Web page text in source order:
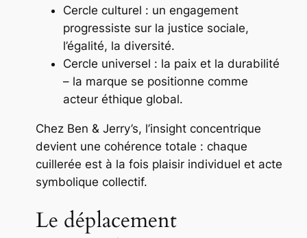
Cercle culturel : un engagement
progressiste sur la justice sociale,
l’égalité, la diversité.
Cercle universel : la paix et la durabilité
– la marque se positionne comme
acteur éthique global.
Chez Ben & Jerry’s, l’insight concentrique
devient une cohérence totale : chaque
cuillerée est à la fois plaisir individuel et acte
symbolique collectif.
Le déplacement